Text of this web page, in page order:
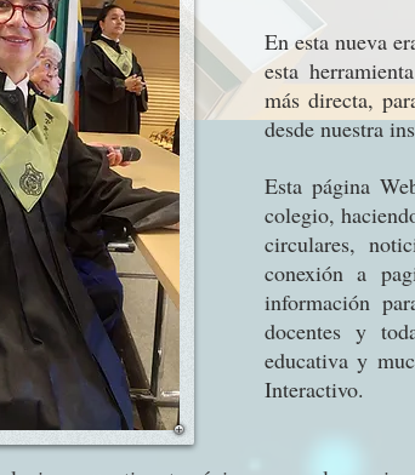
En esta nueva
esta
más directa,
desde nuestra
Esta página
colegio,
circulares,
conexión a
información
docentes y
educativa y
Interactivo.